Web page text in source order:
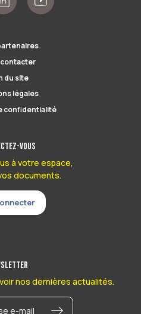
du site
légales
confidentialité
vous
à votre espace,
documents.
nos dernières actualités.